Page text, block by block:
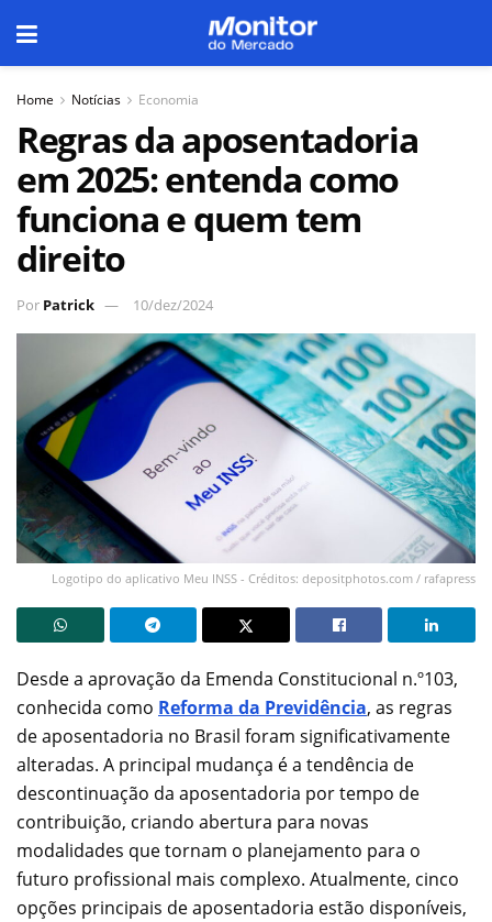
Home Notícias Economia
Regras da aposentadoria
em 2025: entenda como
funciona e quem tem
direito
Por Patrick 10/dez/2024
Logotipo do aplicativo Meu INSS - Créditos: depositphotos.com / rafapress
Desde a aprovação da Emenda Constitucional n.º103,
conhecida como Reforma da Previdência, as regras
de aposentadoria no Brasil foram significativamente
alteradas. A principal mudança é a tendência de
descontinuação da aposentadoria por tempo de
contribuição, criando abertura para novas
modalidades que tornam o planejamento para o
futuro profissional mais complexo. Atualmente, cinco
opções principais de aposentadoria estão disponíveis,